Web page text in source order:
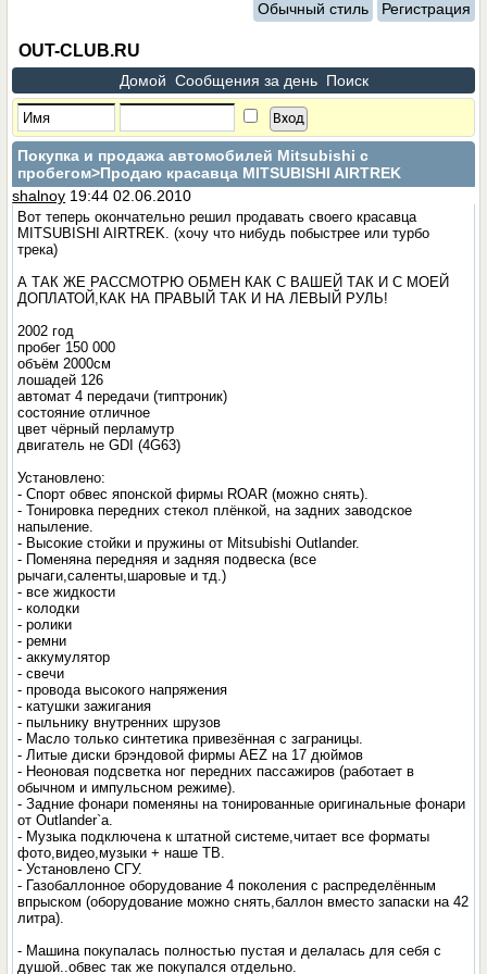
Обычный стиль Регистрация
OUT-CLUB.RU
Домой Сообщения за день Поиск
Покупка и продажа автомобилей Mitsubishi с
пробегом>Продаю красавца MITSUBISHI AIRTREK
shalnoy 19:44 02.06.2010
Вот теперь окончательно решил продавать своего красавца
MITSUBISHI AIRTREK. (хочу что нибудь побыстрее или турбо
трека)
А ТАК ЖЕ РАССМОТРЮ ОБМЕН КАК С ВАШЕЙ ТАК И С МОЕЙ
ДОПЛАТОЙ,КАК НА ПРАВЫЙ ТАК И НА ЛЕВЫЙ РУЛЬ!
2002 год
пробег 150 000
объём 2000см
лошадей 126
автомат 4 передачи (типтроник)
состояние отличное
цвет чёрный перламутр
двигатель не GDI (4G63)
Установлено:
- Спорт обвес японской фирмы ROAR (можно снять).
- Тонировка передних стекол плёнкой, на задних заводское
напыление.
- Высокие стойки и пружины от Mitsubishi Outlander.
- Поменяна передняя и задняя подвеска (все
рычаги,саленты,шаровые и тд.)
- все жидкости
- колодки
- ролики
- ремни
- аккумулятор
- свечи
- провода высокого напряжения
- катушки зажигания
- пыльнику внутренних шрузов
- Масло только синтетика привезённая с заграницы.
- Литые диски брэндовой фирмы AEZ на 17 дюймов
- Неоновая подсветка ног передних пассажиров (работает в
обычном и импульсном режиме).
- Задние фонари поменяны на тонированные оригинальные фонари
от Outlander`a.
- Музыка подключена к штатной системе,читает все форматы
фото,видео,музыки + наше ТВ.
- Установлено СГУ.
- Газобаллонное оборудование 4 поколения с распределённым
впрыском (оборудование можно снять,баллон вместо запаски на 42
литра).
- Машина покупалась полностью пустая и делалась для себя с
душой..обвес так же покупался отдельно.